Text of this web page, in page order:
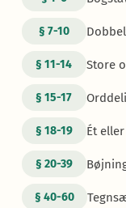
§ 7-10
§11-14 Store
§15-17
§ 18-19 Ét
§ 20-39
§ 40-60